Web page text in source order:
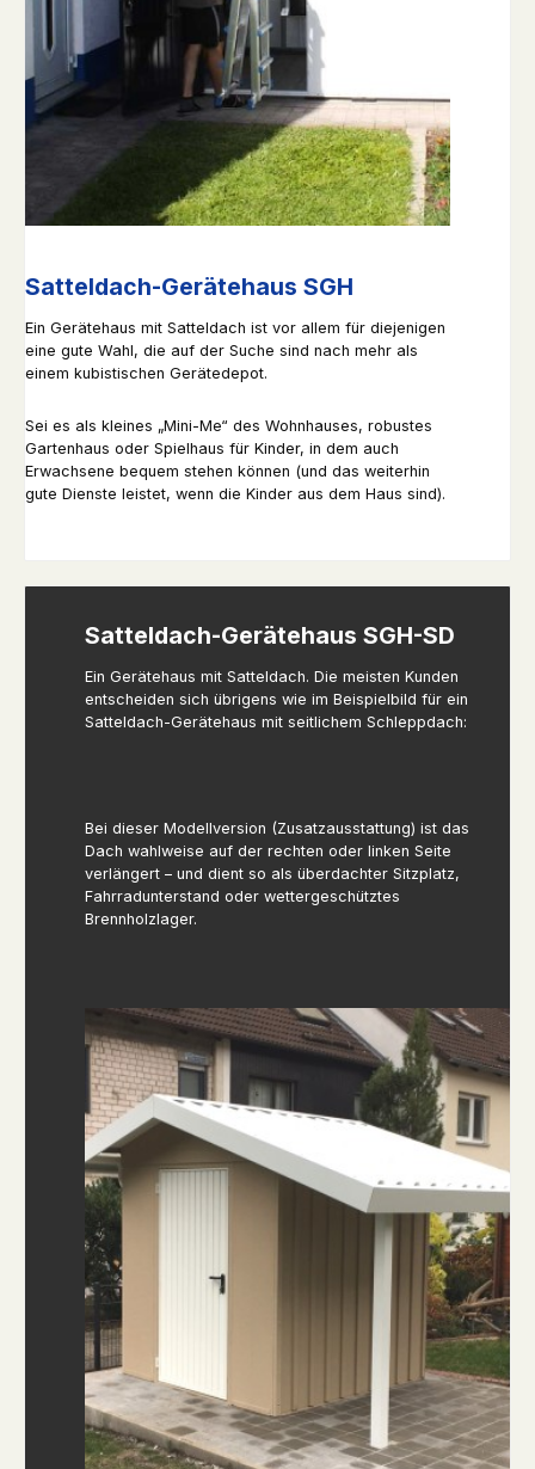
Satteldach-Gerätehaus SGH
Ein Gerätehaus mit Satteldach ist vor allem für diejenigen
eine gute Wahl, die auf der Suche sind nach mehr als
einem kubistischen Gerätedepot.
Sei es als kleines „Mini-Me“ des Wohnhauses, robustes
Gartenhaus oder Spielhaus für Kinder, in dem auch
Erwachsene bequem stehen können (und das weiterhin
gute Dienste leistet, wenn die Kinder aus dem Haus sind).
Satteldach-Gerätehaus SGH-SD
Ein Gerätehaus mit Satteldach. Die meisten Kunden
entscheiden sich übrigens wie im Beispielbild für ein
Satteldach-Gerätehaus mit seitlichem Schleppdach:
Bei dieser Modellversion (Zusatzausstattung) ist das
Dach wahlweise auf der rechten oder linken Seite
verlängert – und dient so als überdachter Sitzplatz,
Fahrradunterstand oder wettergeschütztes
Brennholzlager.